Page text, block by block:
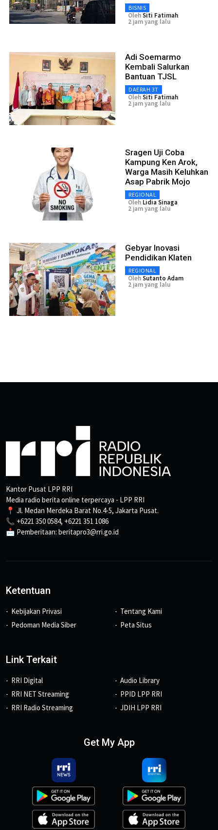
BISNIS
OlehSiti Fatimah
2 jam yang lalu
Adi Soemarmo
Kembali Salurkan
Bantuan TJSL
DAERAH 3T
OlehSiti Fatimah
2 jam yang lalu
Sragen Uji Coba
Kampung Ken Arok,
Warga Masih Keluhkan
Asap Pabrik Mojo
REGIONAL
Oleh Lidia Sinaga
2 jam yang lalu
Gebyar Inovasi
Pendidikan Klaten
REGIONAL
OlehSutanto Adam
2 jam yang lalu
Kantor Pusat LPP RRI
Media radio berita online terpercaya - LPP RRI
📍 Jl. Medan Merdeka Barat No.4-5, Jakarta Pusat.
📞 +6221 350 0584, +6221 351 1086
📩 Pemberitaan: beritapro3@rri.go.id
Ketentuan
Kebijakan Privasi
Pedoman Media Siber
Tentang Kami
Peta Situs
Link Terkait
RRI Digital
RRI NET Streaming
RRI Radio Streaming
Audio Library
PPID LPP RRI
JDIH LPP RRI
Get My App